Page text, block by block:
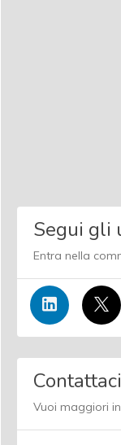
Segui gli
Entra nella
Contattaci
Vuoi maggiori